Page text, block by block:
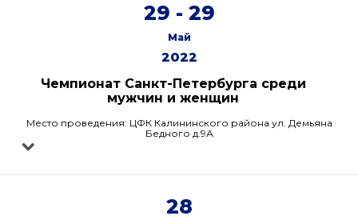
29 - 29
Май
2022
Чемпионат Санкт-Петербурга среди
мужчин и женщин
Место проведения: ЦФК Калининского района ул. Демьяна
Бедного д.9А
28